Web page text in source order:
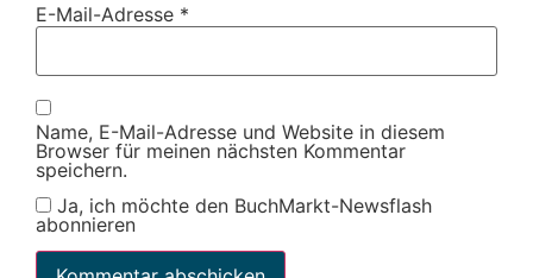
E-Mail-Adresse *
Name, E-Mail-Adresse und Website in diesem
Browser für meinen nächsten Kommentar
speichern.
Ja, ich möchte den BuchMarkt-Newsflash
abonnieren